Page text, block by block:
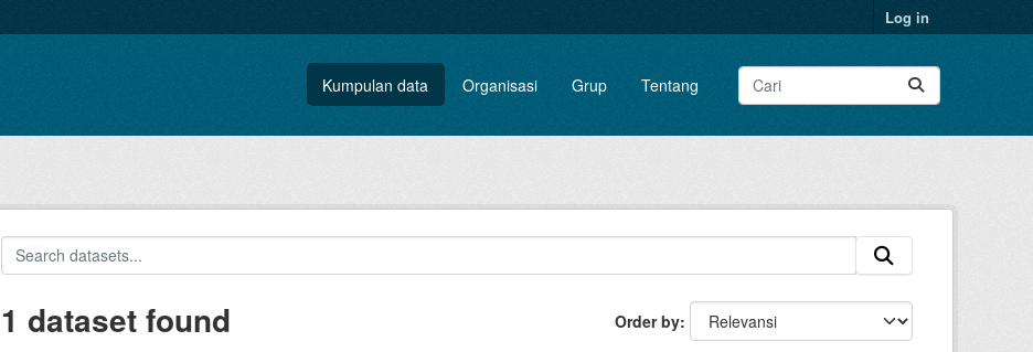
Log in
Kumpulan data Organisasi Grup Tentang
Order by
1 dataset found